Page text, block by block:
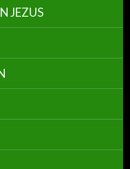
JEZUS